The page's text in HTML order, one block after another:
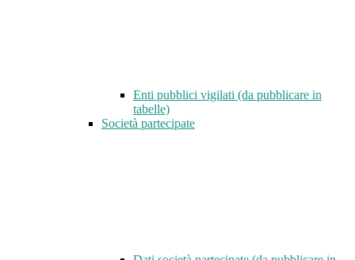
Enti pubblici vigilati (da pubblicare in
tabelle)
Società partecipate